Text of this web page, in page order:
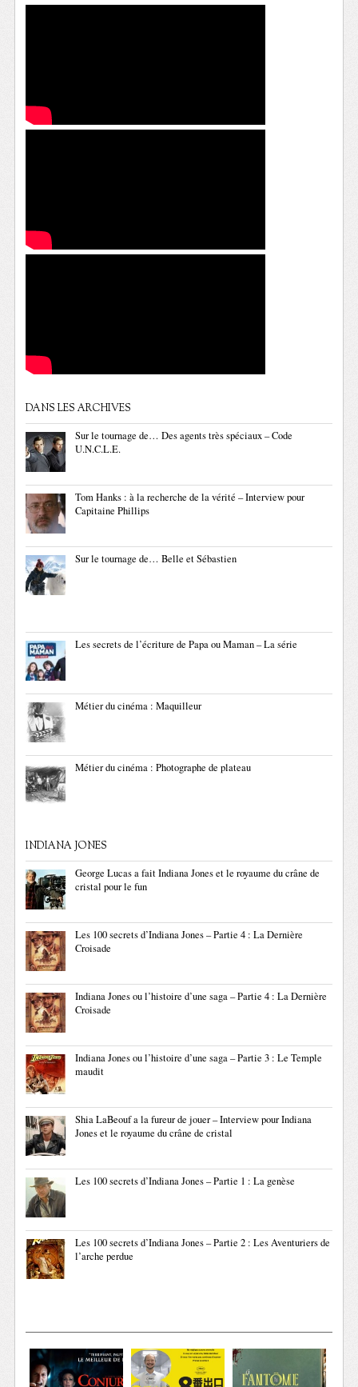
DANS LES ARCHIVES
Sur le tournage de… Des agents très spéciaux – Code
U.N.C.L.E.
Tom Hanks : à la recherche de la vérité – Interview pour
Capitaine Phillips
Sur le tournage de… Belle et Sébastien
Les secrets de l’écriture de Papa ou Maman – La série
Métier du cinéma : Maquilleur
Métier du cinéma : Photographe de plateau
INDIANA JONES
George Lucas a fait Indiana Jones et le royaume du crâne de
cristal pour le fun
Les 100 secrets d’Indiana Jones – Partie 4 : La Dernière
Croisade
Indiana Jones ou l’histoire d’une saga – Partie 4 : La Dernière
Croisade
Indiana Jones ou l’histoire d’une saga – Partie 3 : Le Temple
maudit
Shia LaBeouf a la fureur de jouer – Interview pour Indiana
Jones et le royaume du crâne de cristal
Les 100 secrets d’Indiana Jones – Partie 1 : La genèse
Les 100 secrets d’Indiana Jones – Partie 2 : Les Aventuriers de
l’arche perdue